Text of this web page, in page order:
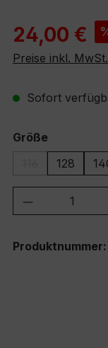
Verkaufspreis:
24,00 €
Preise inkl.
Sofort
Größeauswählen
(Diese Option
128
Produkt
Produktnummer: